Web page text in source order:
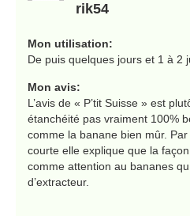
rik54
Mon utilisation:
De puis quelques jours et 1 à 2
Mon avis:
L’avis de « P’tit Suisse » est
étanchéité pas vraiment 100%
comme la banane bien mûr.
courte elle explique que la façon
comme attention au bananes
d’extracteur.